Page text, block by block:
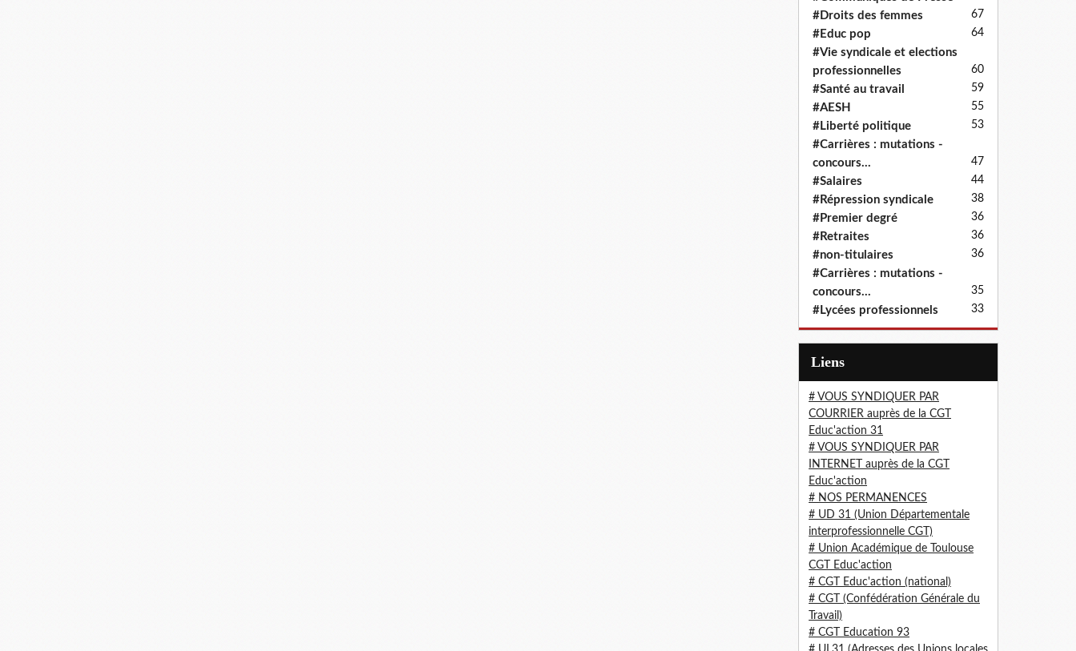
#Droits des femmes 67
#Educ pop 64
#Vie syndicale et elections
professionnelles
60
#Santé au travail 59
#AESH 55
#Liberté politique 53
#Carrières : mutations -
concours...
47
#Salaires 44
#Répression syndicale 38
#Premier degré 36
#Retraites 36
#non-titulaires 36
#Carrières : mutations -
concours...
35
#Lycées professionnels 33
Liens
# VOUS SYNDIQUER PAR
COURRIER auprès de la CGT
Educ'action 31
# VOUS SYNDIQUER PAR
INTERNET auprès de la CGT
Educ'action
# NOS PERMANENCES
# UD 31 (Union Départementale
interprofessionnelle CGT)
# Union Académique de Toulouse
CGT Educ'action
# CGT Educ'action (national)
# CGT (Confédération Générale du
Travail)
# CGT Education 93